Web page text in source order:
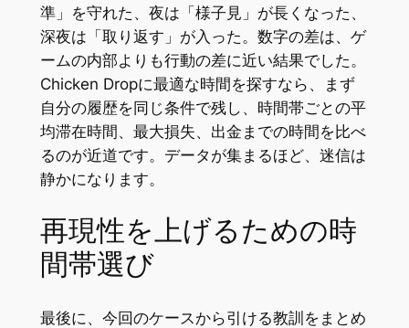
準」を守れた、夜は「様子見」が長くなった、
深夜は「取り返す」が入った。数字の差は、ゲ
ームの内部よりも行動の差に近い結果でした。
Chicken Dropに最適な時間を探すなら、まず
自分の履歴を同じ条件で残し、時間帯ごとの平
均滞在時間、最大損失、出金までの時間を比べ
るのが近道です。データが集まるほど、迷信は
静かになります。
再現性を上げるための時
間帯選び
最後に、今回のケースから引ける教訓をまとめ